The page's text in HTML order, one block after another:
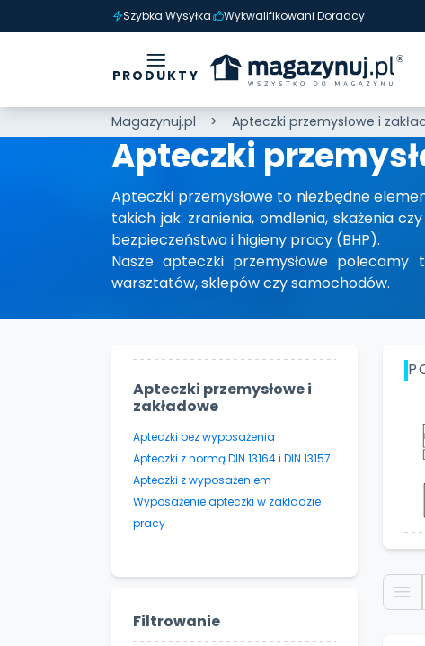
Szybka Wysyłka Wykwalifikowani Doradcy
PRODUKTY
Magazynuj.pl Apteczki przemysłowe i
Apteczki
Apteczki przemysłowe to niezbędne
takich jak: zranienia, omdlenia, skażenia
bezpieczeństwa i higieny pracy (BHP).
Nasze apteczki przemysłowe polecamy
warsztatów, sklepów czy samochodów.
Apteczki przemysłowe i
zakładowe
Apteczki bez wyposażenia
Apteczki z normą DIN 13164 i DIN 13157
Apteczki z wyposażeniem
Wyposażenie apteczki w zakładzie
pracy
Filtrowanie